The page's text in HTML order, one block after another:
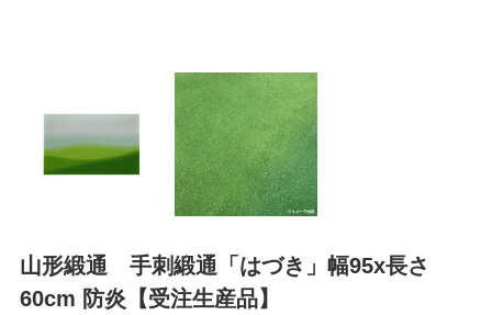
山形緞通 手刺緞通「はづき」幅95x長さ
60cm 防炎【受注生産品】